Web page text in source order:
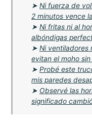
➤Ni fuerza de
2 minutos vence
➤Ni fritas ni al
albóndigas
➤Ni ventiladores
evitan el moho
➤Probé este
mis paredes
➤ Observé las
significado